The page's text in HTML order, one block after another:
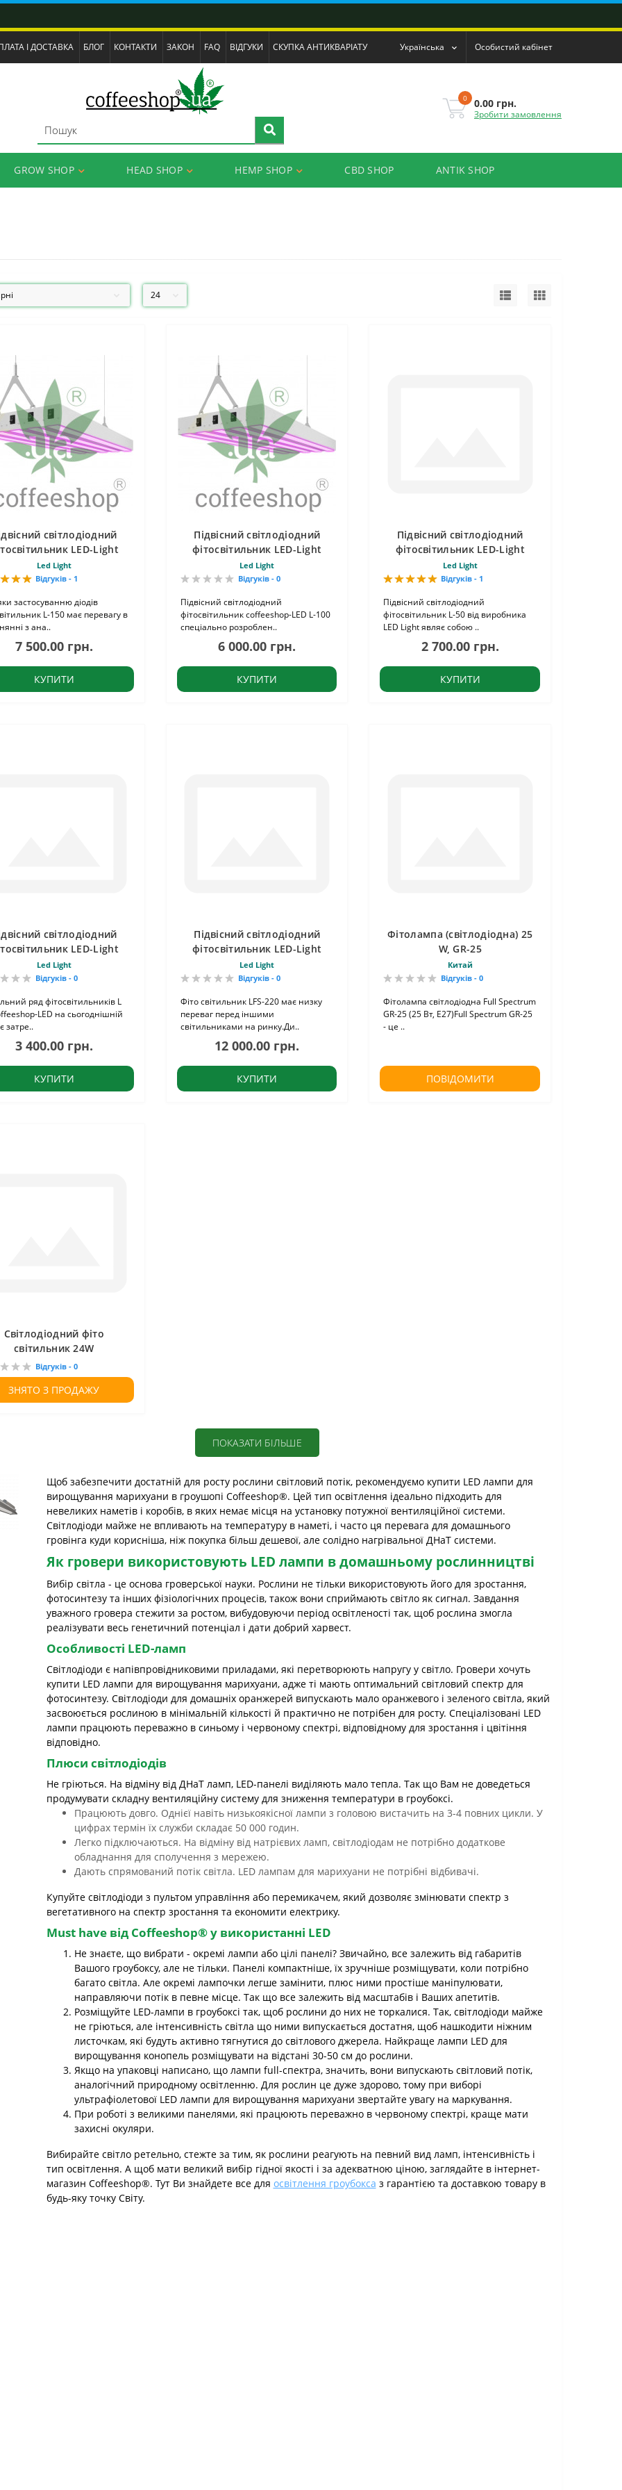
І ДОСТАВКА БЛОГ КОНТАКТИ ЗАКОН FAQ ВІДГУКИ СКУПКА АНТИКВАРІАТУ Українська Особистий кабінет
0 0.00 грн.
Зробити замовлення
GROW SHOP HEAD SHOP HEMP SHOP CBD SHOP ANTIK SHOP
світлодіодний
LED-Light
150ВТ L-150
Led Light
Відгуків - 1
застосуванню діодів
L-150 має перевагу в
з ана..
7 500.00 грн.
КУПИТИ
Підвісний світлодіодний
фітосвітильник LED-Light
100ВТ L-100
Led Light
Відгуків - 0
Підвісний світлодіодний
фітосвітильник coffeeshop-LED L-100
спеціально розроблен..
6 000.00 грн.
КУПИТИ
Підвісний світлодіодний
фітосвітильник LED-Light
50Вт L-50
Led Light
Відгуків - 1
Підвісний світлодіодний
фітосвітильник L-50 від виробника
LED Light являє собою ..
2 700.00 грн.
КУПИТИ
світлодіодний
LED-Light
70ВТ L-70
Led Light
Відгуків - 0
ряд фітосвітильників L
LED на сьогоднішній
затре..
3 400.00 грн.
КУПИТИ
Підвісний світлодіодний
фітосвітильник LED-Light
220Вт LFS-220
Led Light
Відгуків - 0
Фіто світильник LFS-220 має низку
переваг перед іншими
світильниками на ринку.Ди..
12 000.00 грн.
КУПИТИ
Фітолампа (світлодіодна) 25
W, GR-25
Китай
Відгуків - 0
Фітолампа світлодіодна Full Spectrum
GR-25 (25 Вт, E27)Full Spectrum GR-25
- це ..
ПОВІДОМИТИ
Світлодіодний фіто
світильник 24W
Відгуків - 0
ЗНЯТО З ПРОДАЖУ
ПОКАЗАТИ БІЛЬШЕ
Щоб забезпечити достатній для росту рослини світловий потік, рекомендуємо купити LED лампи для
вирощування марихуани в гроушопі Coffeeshop®. Цей тип освітлення ідеально підходить для
невеликих наметів і коробів, в яких немає місця на установку потужної вентиляційної системи.
Світлодіоди майже не впливають на температуру в наметі, і часто ця перевага для домашнього
гровінга куди корисніша, ніж покупка більш дешевої, але солідно нагрівальної ДНаТ системи.
Як гровери використовують LED лампи в домашньому рослинництві
Вибір світла - це основа гроверської науки. Рослини не тільки використовують його для зростання,
фотосинтезу та інших фізіологічних процесів, також вони сприймають світло як сигнал. Завдання
уважного гровера стежити за ростом, вибудовуючи період освітленості так, щоб рослина змогла
реалізувати весь генетичний потенціал і дати добрий харвест.
Особливості LED-ламп
Світлодіоди є напівпровідниковими приладами, які перетворюють напругу у світло. Гровери хочуть
купити LED лампи для вирощування марихуани, адже ті мають оптимальний світловий спектр для
фотосинтезу. Світлодіоди для домашніх оранжерей випускають мало оранжевого і зеленого світла, який
засвоюється рослиною в мінімальній кількості й практично не потрібен для росту. Спеціалізовані LED
лампи працюють переважно в синьому і червоному спектрі, відповідному для зростання і цвітіння
відповідно.
Плюси світлодіодів
Не гріються. На відміну від ДНаТ ламп, LED-панелі виділяють мало тепла. Так що Вам не доведеться
продумувати складну вентиляційну систему для зниження температури в гроубоксі.
Працюють довго. Однієї навіть низькоякісної лампи з головою вистачить на 3-4 повних цикли. У
цифрах термін їх служби складає 50 000 годин.
Легко підключаються. На відміну від натрієвих ламп, світлодіодам не потрібно додаткове
обладнання для сполучення з мережею.
Дають спрямований потік світла. LED лампам для марихуани не потрібні відбивачі.
Купуйте світлодіоди з пультом управління або перемикачем, який дозволяє змінювати спектр з
вегетативного на спектр зростання та економити електрику.
Must have від Coffeeshop® у використанні LED
Не знаєте, що вибрати - окремі лампи або цілі панелі? Звичайно, все залежить від габаритів
Вашого гроубоксу, але не тільки. Панелі компактніше, їх зручніше розміщувати, коли потрібно
багато світла. Але окремі лампочки легше замінити, плюс ними простіше маніпулювати,
направляючи потік в певне місце. Так що все залежить від масштабів і Ваших апетитів.
Розміщуйте LED-лампи в гроубоксі так, щоб рослини до них не торкалися. Так, світлодіоди майже
не гріються, але інтенсивність світла що ними випускається достатня, щоб нашкодити ніжним
листочкам, які будуть активно тягнутися до світлового джерела. Найкраще лампи LED для
вирощування конопель розміщувати на відстані 30-50 см до рослини.
Якщо на упаковці написано, що лампи full-спектра, значить, вони випускають світловий потік,
аналогічний природному освітленню. Для рослин це дуже здорово, тому при виборі
ультрафіолетової LED лампи для вирощування марихуани звертайте увагу на маркування.
При роботі з великими панелями, які працюють переважно в червоному спектрі, краще мати
захисні окуляри.
Вибирайте світло ретельно, стежте за тим, як рослини реагують на певний вид ламп, інтенсивність і
тип освітлення. А щоб мати великий вибір гідної якості і за адекватною ціною, заглядайте в інтернет-
магазин Coffeeshop®. Тут Ви знайдете все для освітлення гроубокса з гарантією та доставкою товару в
будь-яку точку Світу.